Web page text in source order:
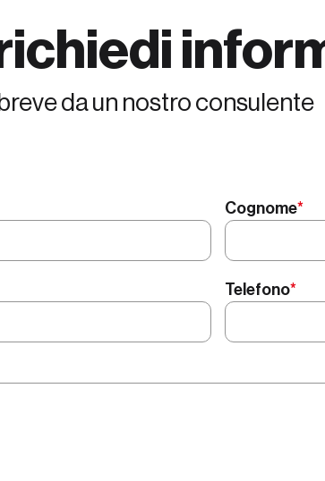
da un nostro consulente
Cognome*
Telefono*